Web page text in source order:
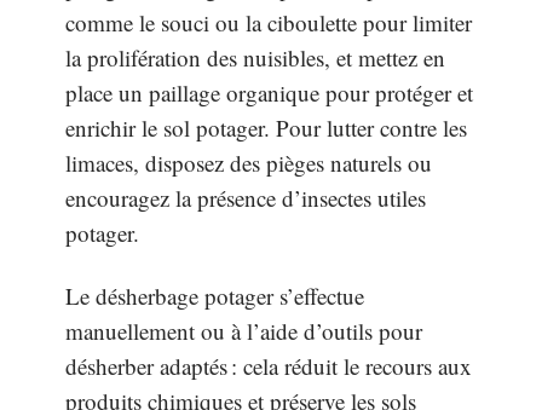
comme le souci ou la ciboulette pour limiter
la prolifération des nuisibles, et mettez en
place un paillage organique pour protéger et
enrichir le sol potager. Pour lutter contre les
limaces, disposez des pièges naturels ou
encouragez la présence d’insectes utiles
potager.
Le désherbage potager s’effectue
manuellement ou à l’aide d’outils pour
désherber adaptés : cela réduit le recours aux
produits chimiques et préserve les sols